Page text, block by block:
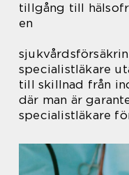
tillgång till
en
specialistläkare
till skillnad från
där man är
specialistläkare